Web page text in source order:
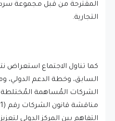
المقترحة من قبل مجموعة
التجارية.
كما تناول الاجتماع استعراض
السابق، وخطة الدعم الدولي،
الشركات المُساهمة المُختلطة
التفاهم بين المركز الدولي